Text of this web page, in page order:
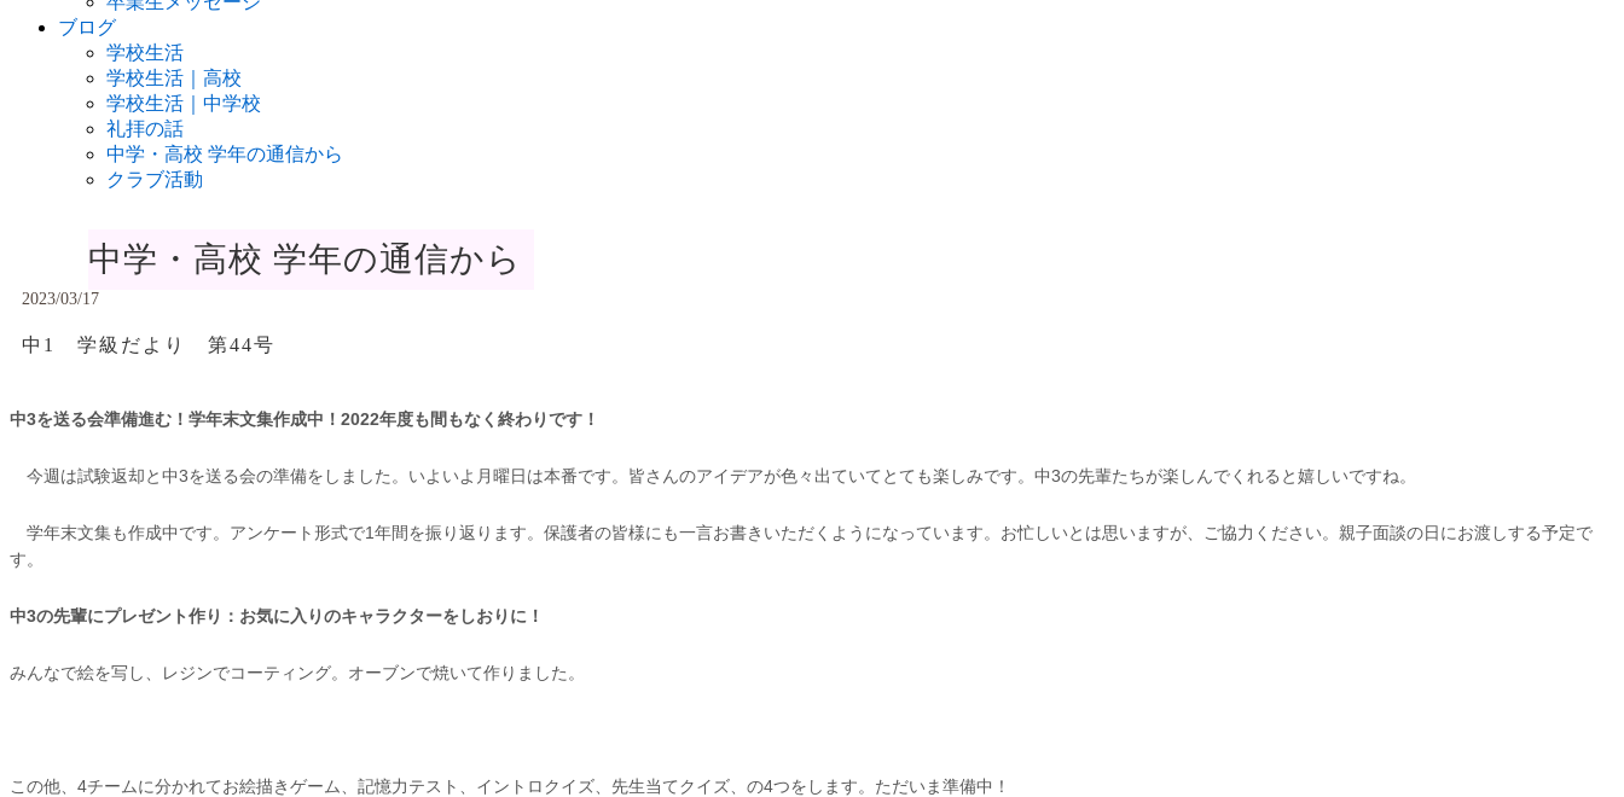
ブログ
学校生活
学校生活｜高校
学校生活｜中学校
礼拝の話
中学・高校 学年の通信から
クラブ活動
中学・高校 学年の通信から
2023/03/17
中1 学級だより 第44号
中3を送る会準備進む！学年末文集作成中！ 2022年度も間もなく終わりです！
今週は試験返却と中3を送る会の準備をしました。いよいよ月曜日は本番です。皆さんのアイデアが色々出ていてとても楽しみです。中3の先輩たちが楽しんでくれると嬉しいですね。
学年末文集も作成中です。アンケート形式で1年間を振り返ります。保護者の皆様にも一言お書きいただくようになっています。お忙しいとは思いますが、ご協力ください。親子面談の日にお渡しする予定で
す。
中3の先輩にプレゼント作り：お気に入りのキャラクターをしおりに！
みんなで絵を写し、レジンでコーティング。オーブンで焼いて作りました。
この他、4チームに分かれてお絵描きゲーム、記憶力テスト、イントロクイズ、先生当てクイズ、の4つをします。ただいま準備中！